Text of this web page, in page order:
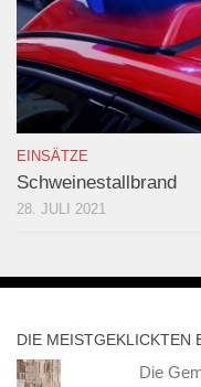
EINSÄTZE
Schweinestallbrand
28. JULI 2021
DIE MEISTGEKLICKTEN
Die